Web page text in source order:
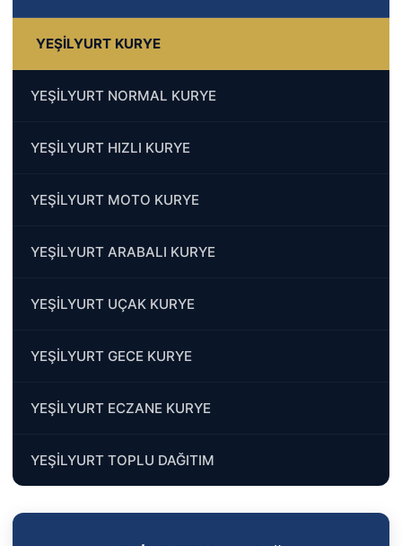
YEŞİLYURT KURYE
YEŞİLYURT NORMAL KURYE
YEŞİLYURT HIZLI KURYE
YEŞİLYURT MOTO KURYE
YEŞİLYURT ARABALI KURYE
YEŞİLYURT UÇAK KURYE
YEŞİLYURT GECE KURYE
YEŞİLYURT ECZANE KURYE
YEŞİLYURT TOPLU DAĞITIM